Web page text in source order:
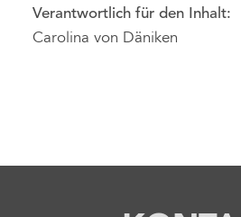
Verantwortlich für den Inhalt:
Carolina von Däniken